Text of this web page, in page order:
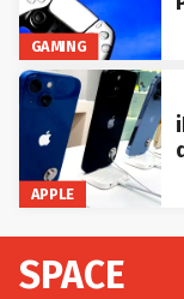
GAMING
APPLE
SPACE